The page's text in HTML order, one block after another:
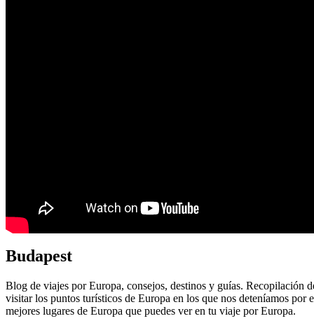
Budapest
Blog de viajes por Europa, consejos, destinos y guías. Recopilación
visitar los puntos turísticos de Europa en los que nos deteníamos
mejores lugares de Europa que puedes ver en tu viaje por Europa.